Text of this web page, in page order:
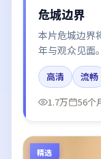
危城边界
本片危城边界
年与观众见面
亦菲的台词节
调摄影。
高清
流畅
1.7万
56个
精选